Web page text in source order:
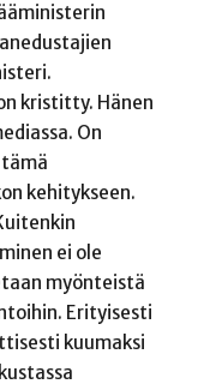
kristitty. Hänen
On
kehitykseen.
ei ole
myönteistä
Erityisesti
kuumaksi